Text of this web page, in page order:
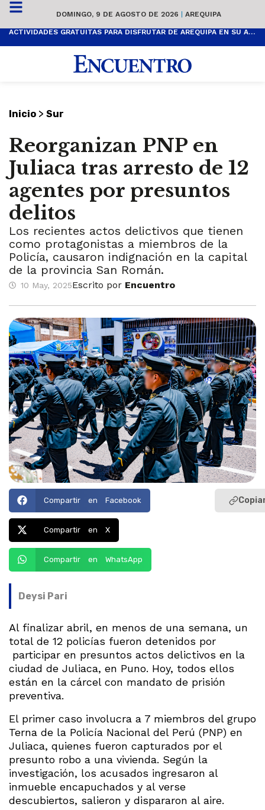
DOMINGO, 9 DE AGOSTO DE 2026 | AREQUIPA
ACTIVIDADES GRATUITAS PARA DISFRUTAR DE AREQUIPA EN SU ANIVERSARIO
Inicio > Sur
Reorganizan PNP en
Juliaca tras arresto de 12
agentes por presuntos
delitos
Los recientes actos delictivos que tienen
como protagonistas a miembros de la
Policía, causaron indignación en la capital
de la provincia San Román.
10 May, 2025Escrito por Encuentro
Compartir en Facebook
Compartir en X
Compartir en WhatsApp
Deysi Pari
Al finalizar abril, en menos de una semana, un
total de 12 policías fueron detenidos por
participar en presuntos actos delictivos en la
ciudad de Juliaca, en Puno. Hoy, todos ellos
están en la cárcel con mandato de prisión
preventiva.
El primer caso involucra a 7 miembros del grupo
Terna de la Policía Nacional del Perú (PNP) en
Juliaca, quienes fueron capturados por el
presunto robo a una vivienda. Según la
investigación, los acusados ingresaron al
inmueble encapuchados y al verse
descubiertos, salieron y dispararon al aire.